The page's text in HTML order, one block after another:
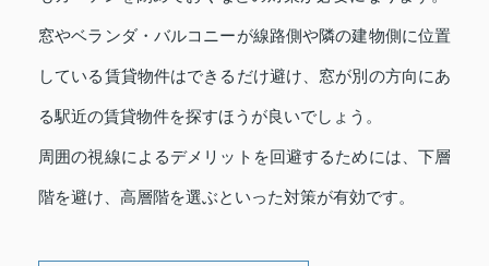
窓やベランダ・バルコニーが線路側や隣の建物側に位置
している賃貸物件はできるだけ避け、窓が別の方向にあ
る駅近の賃貸物件を探すほうが良いでしょう。
周囲の視線によるデメリットを回避するためには、下層
階を避け、高層階を選ぶといった対策が有効です。